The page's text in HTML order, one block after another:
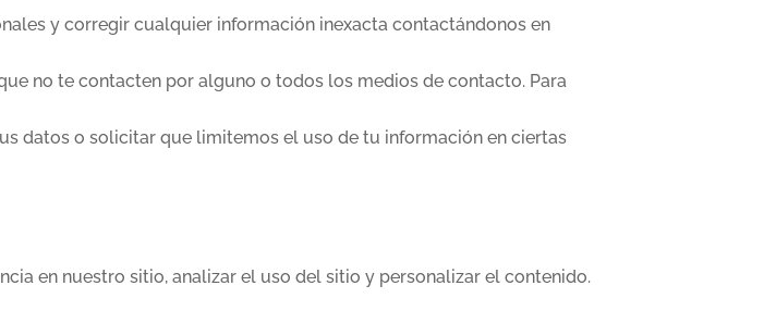
y corregir cualquier información inexacta contactándonos en
no te contacten por alguno o todos los medios de contacto. Para
datos o solicitar que limitemos el uso de tu información en ciertas
en nuestro sitio, analizar el uso del sitio y personalizar el contenido.